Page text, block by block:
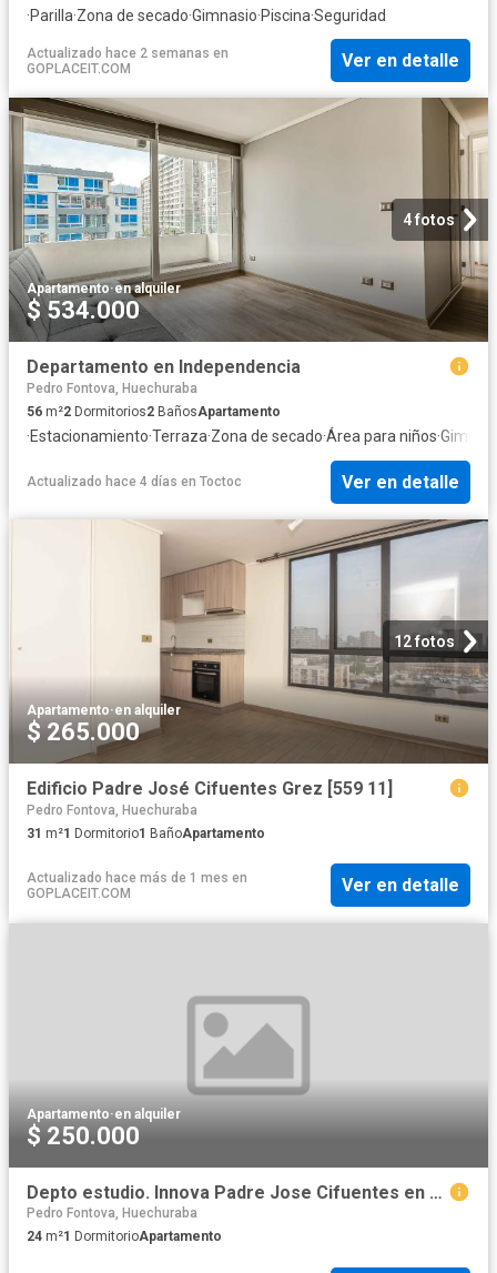
·Parilla·Zona de secado·Gimnasio·Piscina·Seguridad
Actualizado hace 2 semanas en
GOPLACEIT.COM
Ver en detalle
4 fotos
Apartamento·en alquiler
$ 534.000
Departamento en Independencia
Pedro Fontova, Huechuraba
56 m²2 Dormitorios2 BañosApartamento
·Estacionamiento·Terraza·Zona de secado·Área para niños·
Actualizado hace 4 días en Toctoc Ver en detalle
12 fotos
Apartamento·en alquiler
$ 265.000
Edificio Padre José Cifuentes Grez [559 11]
Pedro Fontova, Huechuraba
31 m²1 Dormitorio1 BañoApartamento
Actualizado hace más de 1 mes en
GOPLACEIT.COM
Ver en detalle
Apartamento·en alquiler
$ 250.000
Depto estudio. Innova Padre Jose Cifuentes en Arriendo
Pedro Fontova, Huechuraba
24 m²1 DormitorioApartamento